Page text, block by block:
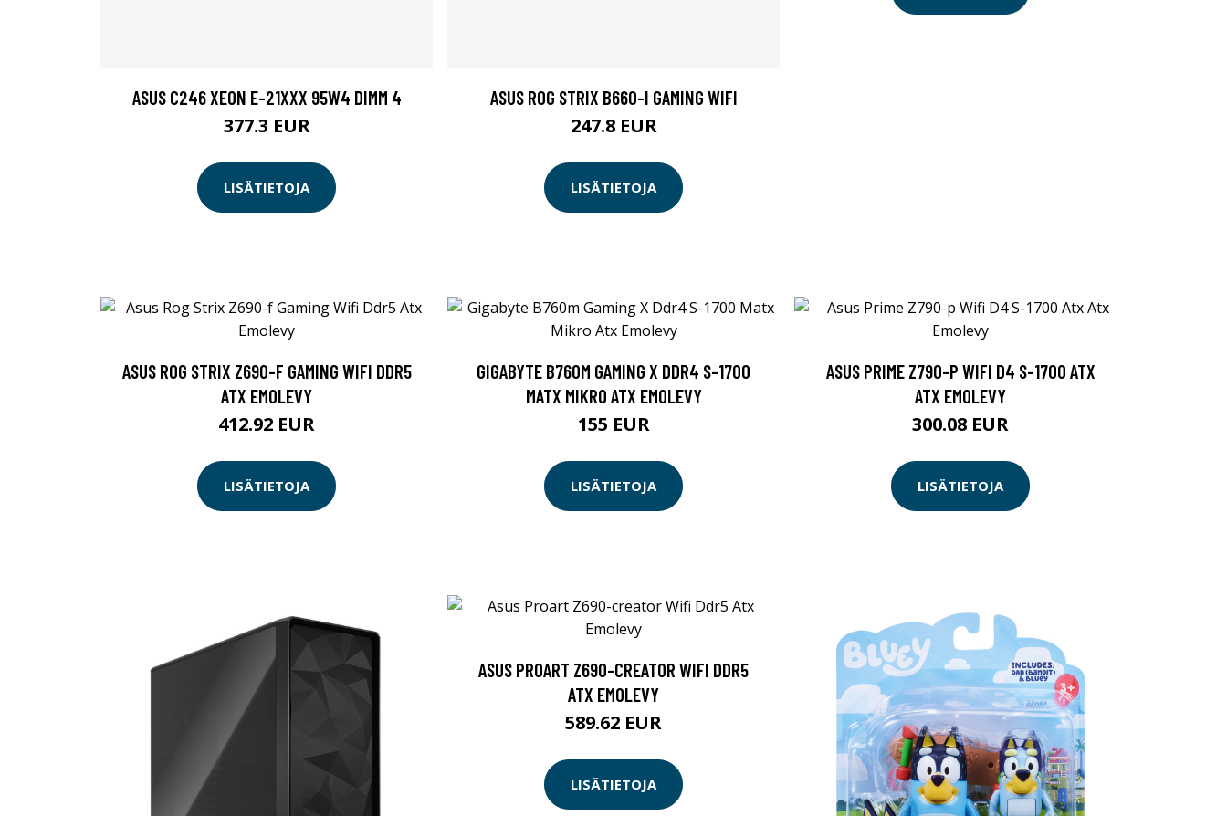
ASUS C246 XEON E-21XXX 95W4 DIMM 4
377.3 EUR
LISÄTIETOJA
ASUS ROG STRIX B660-I GAMING WIFI
247.8 EUR
LISÄTIETOJA
ASUS ROG STRIX Z690-F GAMING WIFI DDR5
ATX EMOLEVY
412.92 EUR
LISÄTIETOJA
GIGABYTE B760M GAMING X DDR4 S-1700
MATX MIKRO ATX EMOLEVY
155 EUR
LISÄTIETOJA
ASUS PRIME Z790-P WIFI D4 S-1700 ATX
ATX EMOLEVY
300.08 EUR
LISÄTIETOJA
ASUS PROART Z690-CREATOR WIFI DDR5
ATX EMOLEVY
589.62 EUR
LISÄTIETOJA